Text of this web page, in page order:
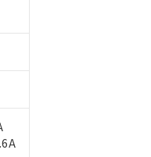
オムロン制御機器販売店・
。
ルエーテル類) : 1000ppm、
ルベンジル) : 1000ppm、
（以下｢規制貨物等」とい
武器並びにこれらの製造装
当該第三者に通知します。